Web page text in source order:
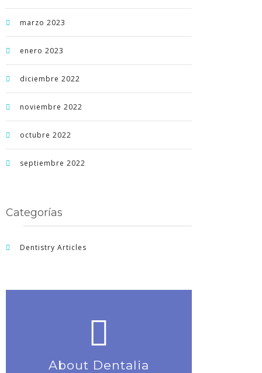
marzo 2023
enero 2023
diciembre 2022
noviembre 2022
octubre 2022
septiembre 2022
Categorías
Dentistry Articles
About Dentalia